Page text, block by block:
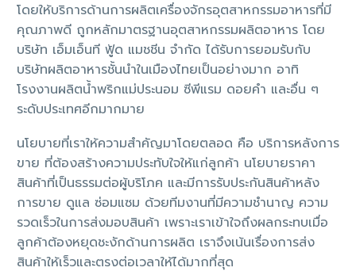
โดยให้บริการด้านการผลิตเครื่องจักรอุตสาหกรรมอาหารที่มี
คุณภาพดี ถูกหลักมาตรฐานอุตสาหกรรมผลิตอาหาร โดย
บริษัท เอ็มเอ็นที ฟู้ด แมชชีน จำกัด ได้รับการยอมรับกับ
บริษัทผลิตอาหารชั้นนำในเมืองไทยเป็นอย่างมาก อาทิ
โรงงานผลิตน้ำพริกแม่ประนอม ซีพีแรม ดอยคำ และอื่น ๆ
ระดับประเทศอีกมากมาย
นโยบายที่เราให้ความสำคัญมาโดยตลอด คือ บริการหลังการ
ขาย ที่ต้องสร้างความประทับใจให้แก่ลูกค้า นโยบายราคา
สินค้าที่เป็นธรรมต่อผู้บริโภค และมีการรับประกันสินค้าหลัง
การขาย ดูแล ซ่อมแซม ด้วยทีมงานที่มีความชำนาญ ความ
รวดเร็วในการส่งมอบสินค้า เพราะเราเข้าใจถึงผลกระทบเมื่อ
ลูกค้าต้องหยุดชะงักด้านการผลิต เราจึงเน้นเรื่องการส่ง
สินค้าให้เร็วและตรงต่อเวลาให้ได้มากที่สุด